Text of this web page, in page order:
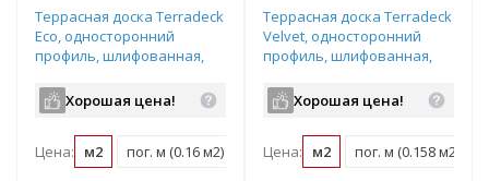
Террасная доска Terradeck
Eco, односторонний
профиль, шлифованная,
цвет: черный
Хорошая цена!
Цена: м2 пог. м (0.16 м2) шт (0.93 м2)
Террасная доска Terradeck
Velvet, односторонний
профиль, шлифованная,
цвет: серый
Хорошая цена!
Цена: м2 пог. м (0.158 м2)